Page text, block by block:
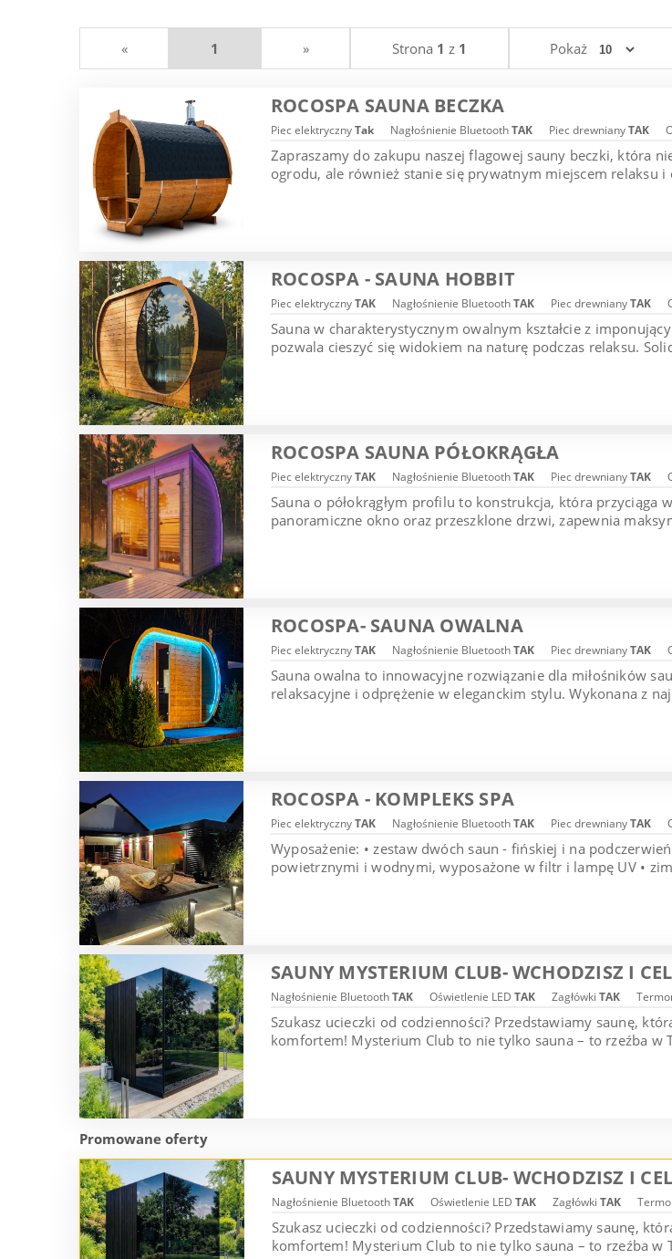
« 1 » Strona 1 z 1 Pokaż
ROCOSPA SAUNA BECZKA
Piec elektrycznyTak Nagłośnienie BluetoothTAK Piec drewnianyTAK
Zapraszamy do zakupu naszej flagowej sauny beczki, która
ogrodu, ale również stanie się prywatnym miejscem relaksu
ROCOSPA - SAUNA HOBBIT
Piec elektrycznyTAK Nagłośnienie BluetoothTAK Piec drewnianyTAK
Sauna w charakterystycznym owalnym kształcie z
pozwala cieszyć się widokiem na naturę podczas relaksu.
ROCOSPA SAUNA PÓŁOKRĄGŁA
Piec elektrycznyTAK Nagłośnienie BluetoothTAK Piec drewnianyTAK
Sauna o półokrągłym profilu to konstrukcja, która przyciąga
panoramiczne okno oraz przeszklone drzwi, zapewnia
ROCOSPA- SAUNA OWALNA
Piec elektrycznyTAK Nagłośnienie BluetoothTAK Piec drewnianyTAK
Sauna owalna to innowacyjne rozwiązanie dla miłośników
relaksacyjne i odprężenie w eleganckim stylu. Wykonana z
ROCOSPA - KOMPLEKS SPA
Piec elektrycznyTAK Nagłośnienie BluetoothTAK Piec drewnianyTAK
Wyposażenie: • zestaw dwóch saun - fińskiej i na
powietrznymi i wodnymi, wyposażone w filtr i lampę UV •
SAUNY MYSTERIUM CLUB- WCHODZISZ I
Nagłośnienie BluetoothTAK Oświetlenie LED TAK Zagłówki TAK
Szukasz ucieczki od codzienności? Przedstawiamy saunę,
komfortem! Mysterium Club to nie tylko sauna – to rzeźba w
Promowane oferty
SAUNY MYSTERIUM CLUB- WCHODZISZ I
Nagłośnienie BluetoothTAK Oświetlenie LED TAK Zagłówki TAK
Szukasz ucieczki od codzienności? Przedstawiamy saunę,
komfortem! Mysterium Club to nie tylko sauna – to rzeźba w